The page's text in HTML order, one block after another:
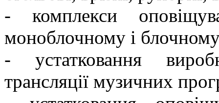
- комплекси
моноблочному і
- устатковання
трансляції музичних